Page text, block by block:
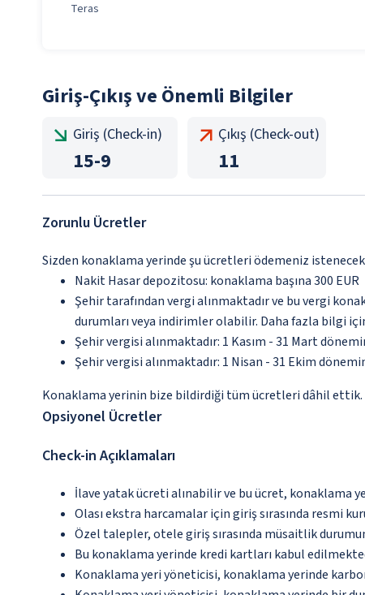
Teras
Giriş-Çıkış ve Önemli Bilgiler
Giriş (Check-in)
15-9
Çıkış (Check-out)
11
Zorunlu Ücretler
Sizden konaklama yerinde şu ücretleri ödemeniz
Nakit Hasar depozitosu: konaklama başına 300 EUR
Şehir tarafından vergi alınmaktadır ve bu vergi
durumları veya indirimler olabilir. Daha fazla bilgi
Şehir vergisi alınmaktadır: 1 Kasım - 31 Mart
Şehir vergisi alınmaktadır: 1 Nisan - 31 Ekim
Konaklama yerinin bize bildirdiği tüm ücretleri dâhil ettik.
Opsiyonel Ücretler
Check-in Açıklamaları
İlave yatak ücreti alınabilir ve bu ücret, konaklama
Olası ekstra harcamalar için giriş sırasında resmi
Özel talepler, otele giriş sırasında müsaitlik
Bu konaklama yerinde kredi kartları kabul
Konaklama yeri yöneticisi, konaklama yerinde